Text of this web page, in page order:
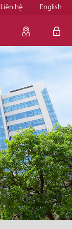
Liên hệ English